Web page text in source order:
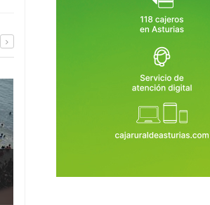
cuando el Gobierno convierte la